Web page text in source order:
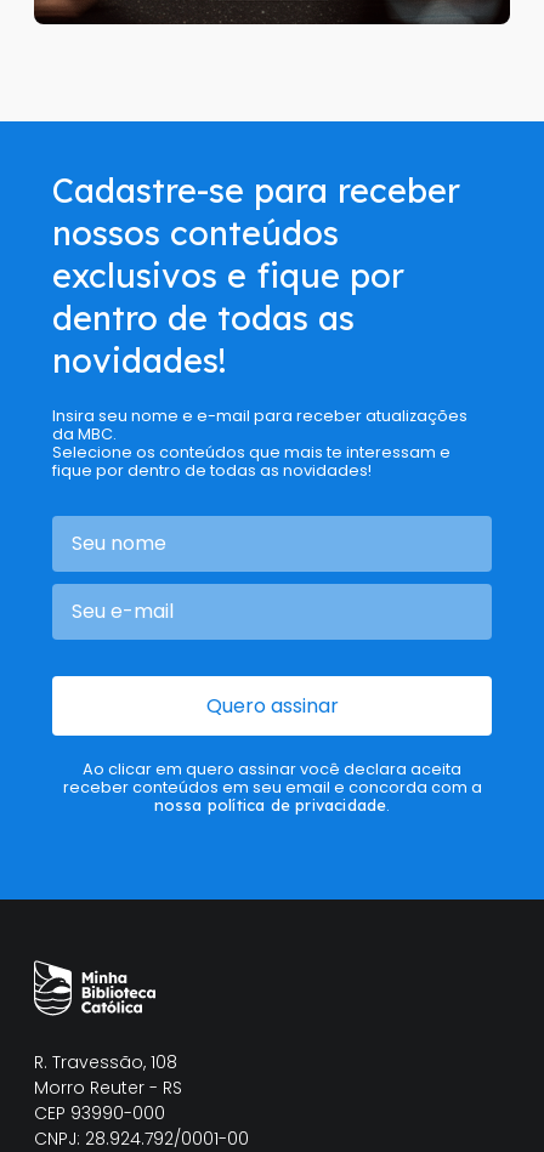
Cadastre-se para receber
nossos conteúdos
exclusivos e fique por
dentro de todas as
novidades!
Insira seu nome e e-mail para receber atualizações
da MBC.
Selecione os conteúdos que mais te interessam e
fique por dentro de todas as novidades!
Quero assinar
Ao clicar em quero assinar você declara aceita
receber conteúdos em seu email e concorda com a
nossa política de privacidade.
R. Travessão, 108
Morro Reuter - RS
CEP 93990-000
CNPJ: 28.924.792/0001-00